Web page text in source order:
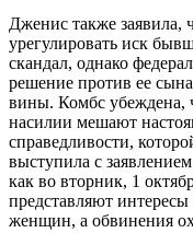
Дженис также заявила,
урегулировать иск
скандал, однако
решение против ее
вины. Комбс убеждена,
насилии мешают
справедливости,
выступила с
как во вторник, 1
представляют
женщин, а обвинения